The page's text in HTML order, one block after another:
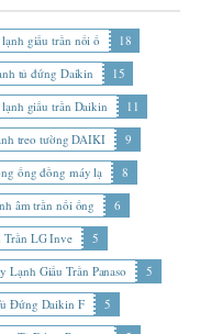
giấu trần nối ố
18
tủ đứng Daikin
15
giấu trần Daikin
11
treo tường DAIKI
9
ống đồng máy lạ
8
âm trần nối ống
6
LG Inve
5
Lạnh Giấu Trần Panaso
5
Đứng Daikin F
5